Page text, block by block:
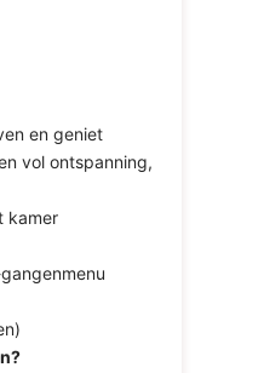
en geniet
vol ontspanning,
kamer